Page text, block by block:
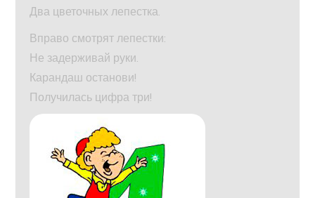
Два цветочных лепестка.
Вправо смотрят лепестки:
Не задерживай руки.
Карандаш останови!
Получилась цифра три!